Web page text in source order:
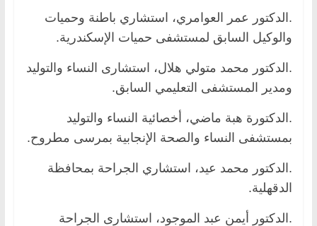
.الدكتور عمر العوامري، استشاري باطنة وحميات
والوكيل السابق لمستشفى حميات الإسكندرية.
.الدكتور محمد متولي هلال، استشارى النساء والتوليد
ومدير المستشفى التعليمي السابق.
.الدكتورة هبة ماضي، أخصائية النساء والتوليد
بمستشفى النساء والصحة الإنجابية بمرسى مطروح.
.الدكتور محمد عيد، استشاري الجراحة بمحافظة
الدقهلية.
.الدكتور أيمن عبد الموجود، استشارى الجراحة